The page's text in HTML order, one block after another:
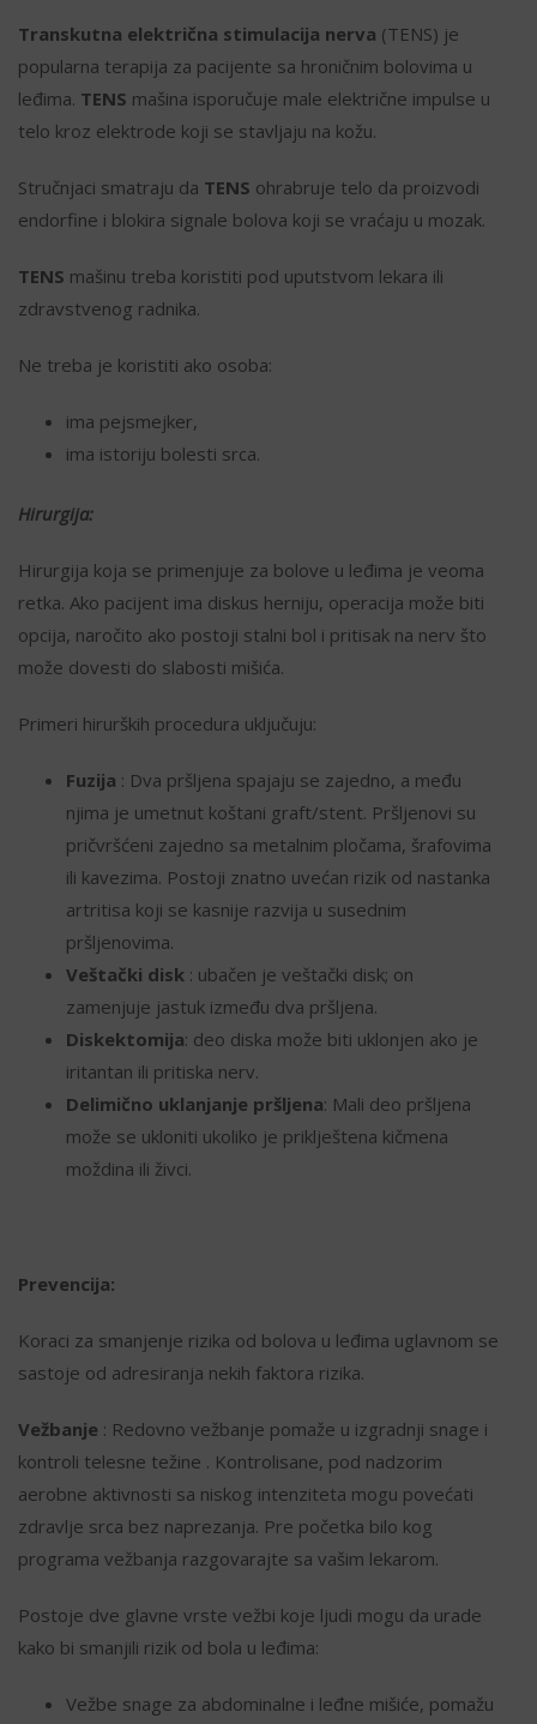
Transkutna električna stimulacija nerva (TENS) je
popularna terapija za pacijente sa hroničnim bolovima u
leđima. TENS mašina isporučuje male električne impulse u
telo kroz elektrode koji se stavljaju na kožu.
Stručnjaci smatraju da TENS ohrabruje telo da proizvodi
endorfine i blokira signale bolova koji se vraćaju u mozak.
TENS mašinu treba koristiti pod uputstvom lekara ili
zdravstvenog radnika.
Ne treba je koristiti ako osoba:
ima pejsmejker,
ima istoriju bolesti srca.
Hirurgija:
Hirurgija koja se primenjuje za bolove u leđima je veoma
retka. Ako pacijent ima diskus herniju, operacija može biti
opcija, naročito ako postoji stalni bol i pritisak na nerv što
može dovesti do slabosti mišića.
Primeri hirurških procedura uključuju:
Fuzija : Dva pršljena spajaju se zajedno, a među
njima je umetnut koštani graft/stent. Pršljenovi su
pričvršćeni zajedno sa metalnim pločama, šrafovima
ili kavezima. Postoji znatno uvećan rizik od nastanka
artritisa koji se kasnije razvija u susednim
pršljenovima.
Veštački disk : ubačen je veštački disk; on
zamenjuje jastuk između dva pršljena.
Diskektomija: deo diska može biti uklonjen ako je
iritantan ili pritiska nerv.
Delimično uklanjanje pršljena: Mali deo pršljena
može se ukloniti ukoliko je priklještena kičmena
moždina ili živci.
Prevencija:
Koraci za smanjenje rizika od bolova u leđima uglavnom se
sastoje od adresiranja nekih faktora rizika.
Vežbanje : Redovno vežbanje pomaže u izgradnji snage i
kontroli telesne težine . Kontrolisane, pod nadzorim
aerobne aktivnosti sa niskog intenziteta mogu povećati
zdravlje srca bez naprezanja. Pre početka bilo kog
programa vežbanja razgovarajte sa vašim lekarom.
Postoje dve glavne vrste vežbi koje ljudi mogu da urade
kako bi smanjili rizik od bola u leđima:
Vežbe snage za abdominalne i leđne mišiće, pomažu